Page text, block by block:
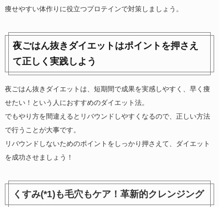
痩せやすい体作りに役立つプロテインで対策しましょう。
夜ごはん抜きダイエットはポイントを押さえ
て正しく実践しよう
夜ごはん抜きダイエットは、短期間で成果を実感しやすく、早く痩
せたい！という人におすすめのダイエット法。
でもやり方を間違えるとリバウンドしやすくなるので、正しい方法
で行うことが大事です。
リバウンドしないためのポイントをしっかり押さえて、ダイエット
を成功させましょう！
くすみ(*1)も毛穴もケア！革新的クレンジング